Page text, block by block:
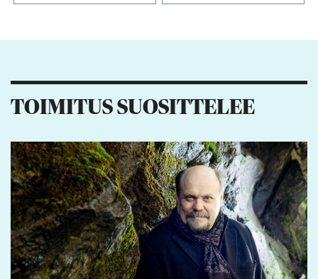
TOIMITUS SUOSITTELEE